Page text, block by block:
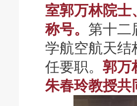
室郭万林院士
称号。 第十二
学航空航天结
任要职。 郭万
朱春玲教授共